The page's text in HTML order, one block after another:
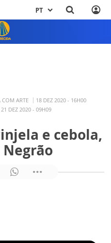
PT
COM ARTE
18 DEZ 2020 - 16H00
DEZ 2020 - 09H09
e cebola,